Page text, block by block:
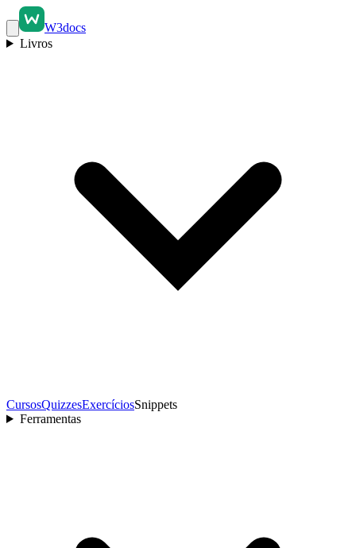
W3docs
Livros
CursosQuizzesExercíciosSnippets
Ferramentas